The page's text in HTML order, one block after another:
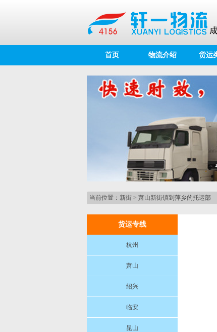
首页 物流介绍 货运
当前位置： 新街 > 萧山新街镇到萍乡的托运部
货运专线
杭州
萧山
绍兴
临安
昆山